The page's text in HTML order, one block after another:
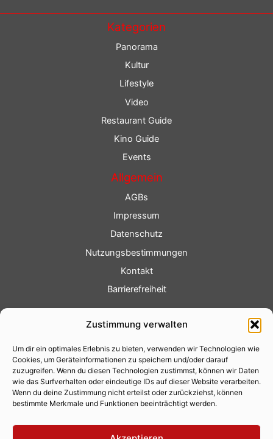
Zustimmung verwalten
Um dir ein optimales Erlebnis zu bieten, verwenden wir Technologien wie
Cookies, um Geräteinformationen zu speichern und/oder darauf
zuzugreifen. Wenn du diesen Technologien zustimmst, können wir Daten
wie das Surfverhalten oder eindeutige IDs auf dieser Website verarbeiten.
Wenn du deine Zustimmung nicht erteilst oder zurückziehst, können
bestimmte Merkmale und Funktionen beeinträchtigt werden.
Kategorien
Panorama
Kultur
Lifestyle
Video
Restaurant Guide
Kino Guide
Events
Allgemein
AGBs
Impressum
Datenschutz
Nutzungsbestimmungen
Kontakt
Barrierefreiheit
Fotoservice
Videoservice
Werbung
Contenterstellung
Lokalnachrichten
Lokalfernsehen